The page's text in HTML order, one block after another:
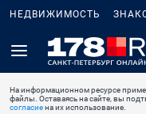
НЕДВИЖИМОСТЬ
На информационном ресурсе
файлы. Оставаясь на сайте, вы
согласиена их использование.